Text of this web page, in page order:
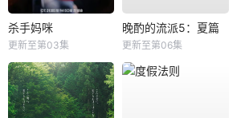
杀手妈咪
更新至第03集
晚酌的流派5：夏篇
更新至第06集